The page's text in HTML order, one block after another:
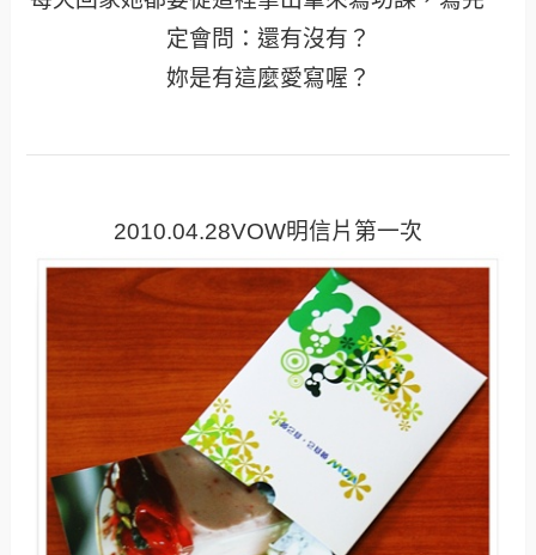
定會問：還有沒有？
妳是有這麼愛寫喔？
2010.04.28VOW明信片第一次